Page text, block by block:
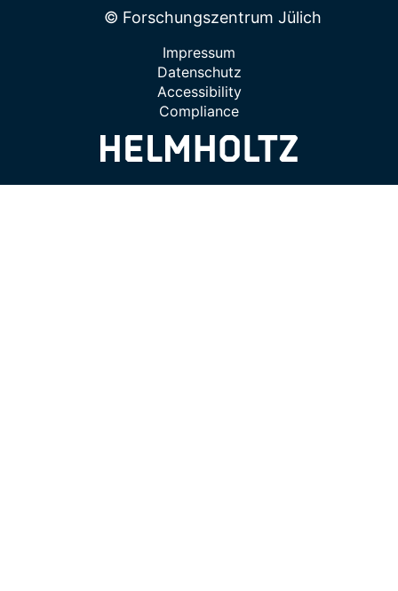
© Forschungszentrum Jülich
Impressum
Datenschutz
Accessibility
Compliance